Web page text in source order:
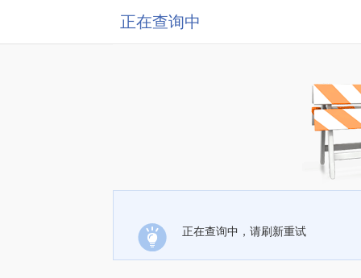
正在查询中
正在查询中，请刷新重试